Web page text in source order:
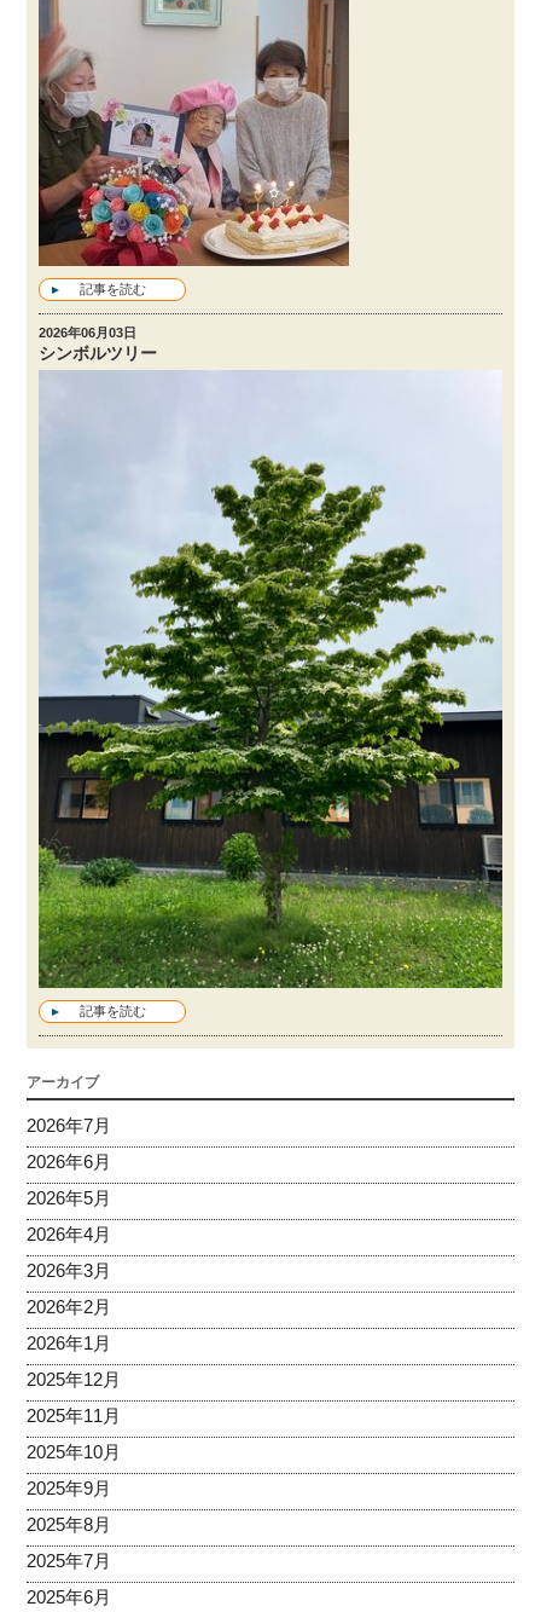
記事を読む
2026年06月03日
シンボルツリー
記事を読む
アーカイブ
2026年7月
2026年6月
2026年5月
2026年4月
2026年3月
2026年2月
2026年1月
2025年12月
2025年11月
2025年10月
2025年9月
2025年8月
2025年7月
2025年6月